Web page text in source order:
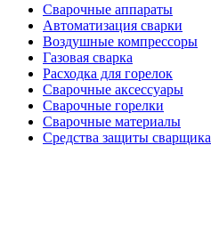
Сварочные аппараты
Автоматизация сварки
Воздушные компрессоры
Газовая сварка
Расходка для горелок
Сварочные аксессуары
Сварочные горелки
Сварочные материалы
Средства защиты сварщика